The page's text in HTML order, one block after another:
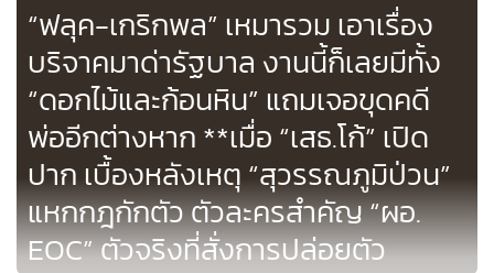
“ฟลุค-เกริกพล” เหมารวม เอาเรื่อง
บริจาคมาด่ารัฐบาล งานนี้ก็เลยมีทั้ง
“ดอกไม้และก้อนหิน” แถมเจอขุดคดี
พ่ออีกต่างหาก **เมื่อ “เสธ.โก้” เปิด
ปาก เบื้องหลังเหตุ “สุวรรณภูมิป่วน”
แหกกฎกักตัว ตัวละครสำคัญ “ผอ.
EOC” ตัวจริงที่สั่งการปล่อยตัว